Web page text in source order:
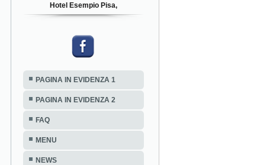
Hotel Esempio Pisa,
PAGINA IN EVIDENZA 1
PAGINA IN EVIDENZA 2
FAQ
MENU
NEWS